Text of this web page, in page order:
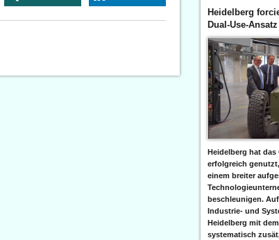
Heidelberg
Dual-Use-Ansatz
Heidelberg hat das
erfolgreich
einem breiter
beschleunigen.
Industrie- und
Heidelberg mit
systematisch